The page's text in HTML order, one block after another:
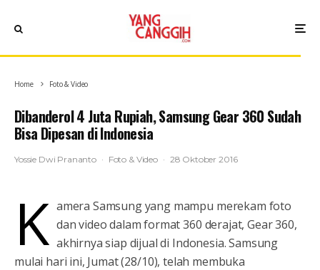
Home Foto & Video
Dibanderol 4 Juta Rupiah, Samsung Gear 360 Sudah
Bisa Dipesan di Indonesia
Yossie Dwi Prananto · Foto & Video · 28 Oktober 2016
K amera Samsung yang mampu merekam foto
dan video dalam format 360 derajat, Gear 360,
akhirnya siap dijual di Indonesia. Samsung
mulai hari ini, Jumat (28/10), telah membuka